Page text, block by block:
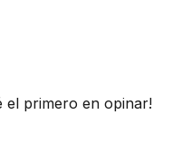
el primero en opinar!